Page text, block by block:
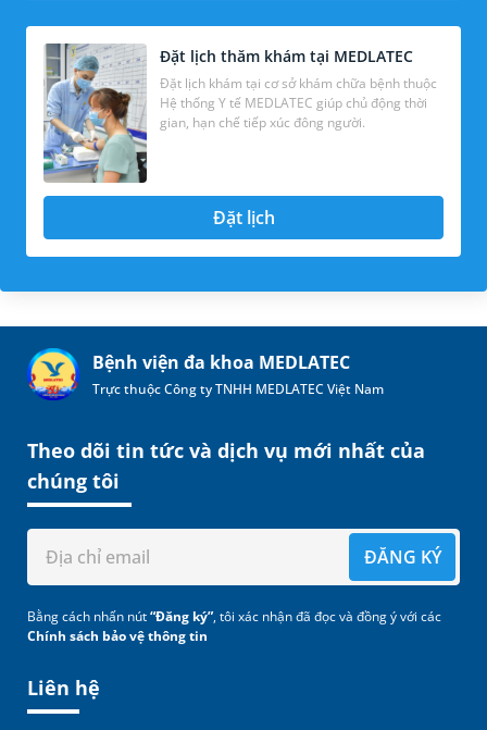
Đặt lịch thăm khám tại MEDLATEC
Đặt lịch khám tại cơ sở khám chữa bệnh thuộc
Hệ thống Y tế MEDLATEC giúp chủ động thời
gian, hạn chế tiếp xúc đông người.
Đặt lịch
Bệnh viện đa khoa MEDLATEC
Trực thuộc Công ty TNHH MEDLATEC Việt Nam
Liên hệ
Theo dõi tin tức và dịch vụ mới nhất của
chúng tôi
ĐĂNG KÝ
Bằng cách nhấn nút“Đăng ký”, tôi xác nhận đã đọc và đồng ý với các
Chính sách bảo vệ thông tin